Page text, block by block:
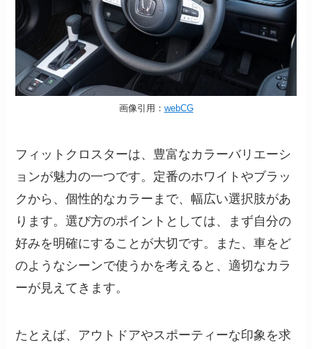
画像引用： webCG
フィットクロスターは、豊富なカラーバリエーシ
ョンが魅力の一つです。定番のホワイトやブラッ
クから、個性的なカラーまで、幅広い選択肢があ
ります。選び方のポイントとしては、まず自分の
好みを明確にすることが大切です。また、車をど
のようなシーンで使うかを考えると、適切なカラ
ーが見えてきます。
たとえば、アウトドアやスポーティーな印象を求